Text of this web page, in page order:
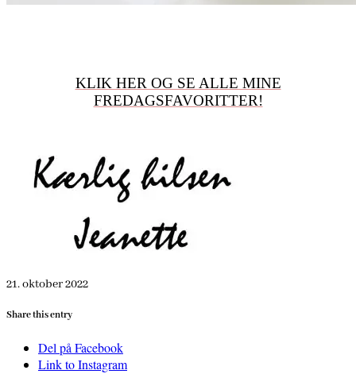
KLIK HER OG SE ALLE MINE
FREDAGSFAVORITTER!
21. oktober 2022
Share this entry
Del på Facebook
Link to Instagram